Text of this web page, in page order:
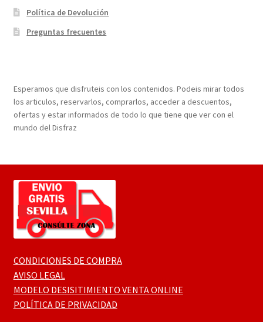
Política de Devolución
Preguntas frecuentes
Esperamos que disfruteis con los contenidos. Podeis mirar todos
los articulos, reservarlos, comprarlos, acceder a descuentos,
ofertas y estar informados de todo lo que tiene que ver con el
mundo del Disfraz
CONDICIONES DE COMPRA
AVISO LEGAL
MODELO DESISITIMIENTO VENTA ONLINE
POLÍTICA DE PRIVACIDAD